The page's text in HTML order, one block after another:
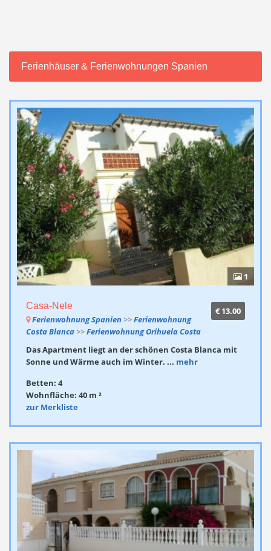
Ferienhäuser & Ferienwohnungen Spanien
1
€ 13.00
Casa-Nele
Ferienwohnung Spanien >>Ferienwohnung
Costa Blanca>>Ferienwohnung Orihuela Costa
Das Apartment liegt an der schönen Costa Blanca mit
Sonne und Wärme auch im Winter. ... mehr
Betten: 4
Wohnfläche: 40 m ²
zur Merkliste